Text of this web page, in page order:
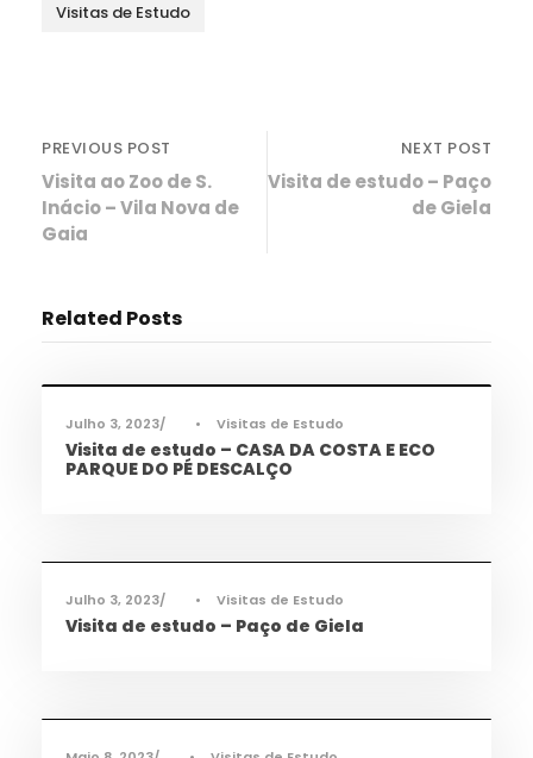
Visitas de Estudo
PREVIOUS POST
Visita ao Zoo de S.
Inácio – Vila Nova de
Gaia
NEXT POST
Visita de estudo – Paço
de Giela
Related Posts
Cidadania,Notícias
Julho 3, 2023 • Visitas de Estudo
Visita de estudo – CASA DA COSTA E ECO
PARQUE DO PÉ DESCALÇO
Julho 3, 2023 • Visitas de Estudo
Visita de estudo – Paço de Giela